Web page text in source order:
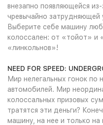
внезапно появляющейся
чревычайно затрудняющей
Выберите себе машину
колоссален: от «тойот» и
«линкольнов»!
NEED FOR SPEED:
Мир нелегальных гонок
автомобилей. Мир
колоссальных призовых
тратятся эти деньги?
машину, на нее и только